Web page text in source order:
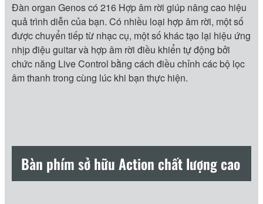
Đàn organ Genos có 216 Hợp âm rời giúp nâng cao hiệu
quả trình diễn của bạn. Có nhiều loại hợp âm rời, một số
được chuyển tiếp từ nhạc cụ, một số khác tạo lại hiệu ứng
nhịp điệu guitar và hợp âm rời điều khiển tự động bởi
chức năng Live Control bằng cách điều chỉnh các bộ lọc
âm thanh trong cùng lúc khi bạn thực hiện.
Bàn phím sở hữu Action chất lượng cao